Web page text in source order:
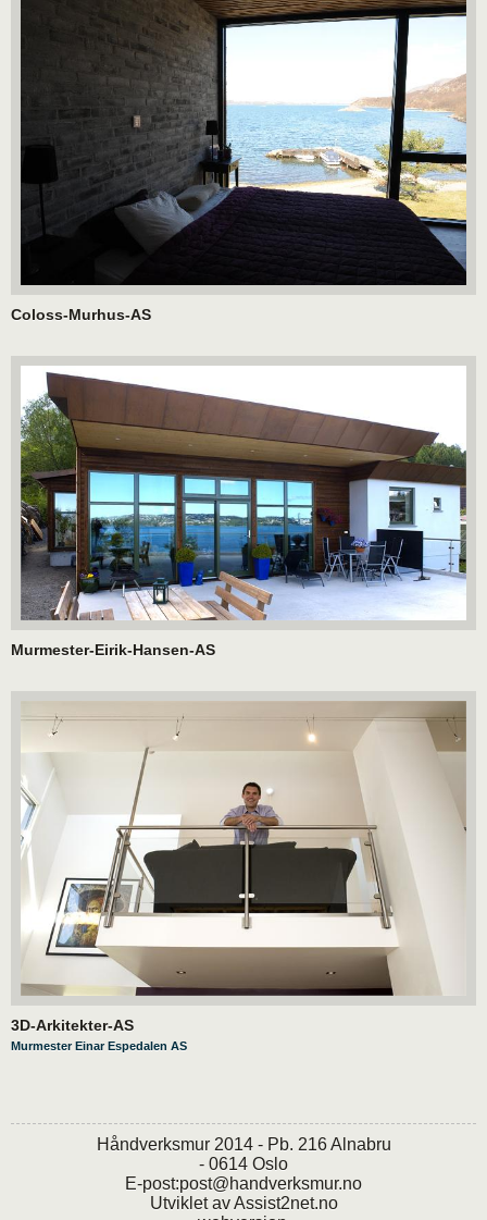
Coloss-Murhus-AS
Murmester-Eirik-Hansen-AS
3D-Arkitekter-AS
Murmester Einar Espedalen AS
Håndverksmur 2014 - Pb. 216 Alnabru
- 0614 Oslo
E-post:post@handverksmur.no
Utviklet avAssist2net.no